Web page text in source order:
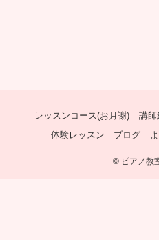
レッスンコース(お月謝) 講師
体験レッスン
ブログ
© ピアノ教